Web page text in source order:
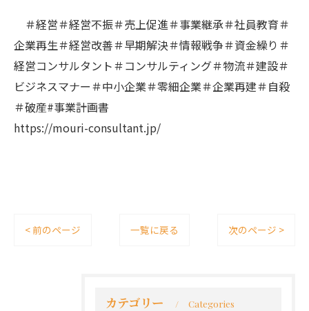
＃経営＃経営不振＃売上促進＃事業継承＃社員教育＃
企業再生＃経営改善＃早期解決＃情報戦争＃資金繰り＃
経営コンサルタント＃コンサルティング＃物流＃建設＃
ビジネスマナー＃中小企業＃零細企業＃企業再建＃自殺
＃破産#事業計画書
https://mouri-consultant.jp/
< 前のページ 一覧に戻る 次のページ >
カテゴリー Categories